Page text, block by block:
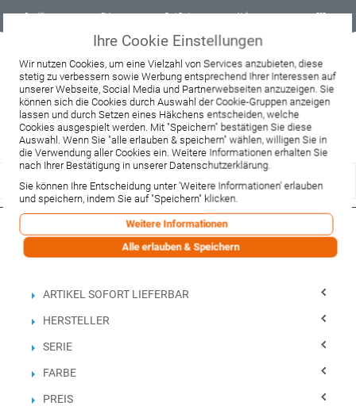
Geprüfter
Sicher
Best-Preis-
Lieferung
B2B
+49 37467 66944
Montag - Freitag:
10:00 - 12:00 Uhr
13:00 - 16:00 Uhr
Samstag:
9:00 - 12:00 Uhr
Lieferzeitanfrage Widerruf
Filtern nach
ARTIKEL SOFORT LIEFERBAR
HERSTELLER
SERIE
FARBE
PREIS
Ihre Cookie Einstellungen
Wir nutzen Cookies, um eine Vielzahl von Services anzubieten, diese
stetig zu verbessern sowie Werbung entsprechend Ihrer Interessen auf
unserer Webseite, Social Media und Partnerwebseiten anzuzeigen. Sie
können sich die Cookies durch Auswahl der Cookie-Gruppen anzeigen
lassen und durch Setzen eines Häkchens entscheiden, welche
Cookies ausgespielt werden. Mit "Speichern" bestätigen Sie diese
Auswahl. Wenn Sie "alle erlauben & speichern" wählen, willigen Sie in
die Verwendung aller Cookies ein. Weitere Informationen erhalten Sie
nach Ihrer Bestätigung in unserer Datenschutzerklärung.
Sie können Ihre Entscheidung unter 'Weitere Informationen' erlauben
und speichern, indem Sie auf "Speichern" klicken.
Weitere Informationen
Alle erlauben & Speichern